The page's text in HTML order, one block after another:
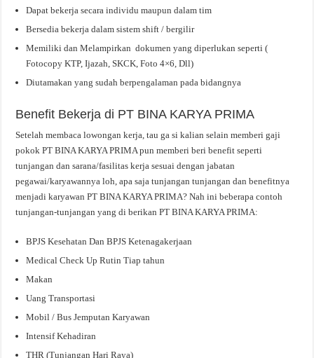
Dapat bekerja secara individu maupun dalam tim
Bersedia bekerja dalam sistem shift / bergilir
Memiliki dan Melampirkan dokumen yang diperlukan seperti (
Fotocopy KTP, Ijazah, SKCK, Foto 4×6, Dll)
Diutamakan yang sudah berpengalaman pada bidangnya
Benefit Bekerja di PT BINA KARYA PRIMA
Setelah membaca lowongan kerja, tau ga si kalian selain memberi gaji
pokok PT BINA KARYA PRIMA pun memberi beri benefit seperti
tunjangan dan sarana/fasilitas kerja sesuai dengan jabatan
pegawai/karyawannya loh, apa saja tunjangan tunjangan dan benefitnya
menjadi karyawan PT BINA KARYA PRIMA? Nah ini beberapa contoh
tunjangan-tunjangan yang di berikan PT BINA KARYA PRIMA:
BPJS Kesehatan Dan BPJS Ketenagakerjaan
Medical Check Up Rutin Tiap tahun
Makan
Uang Transportasi
Mobil / Bus Jemputan Karyawan
Intensif Kehadiran
THR (Tunjangan Hari Raya)